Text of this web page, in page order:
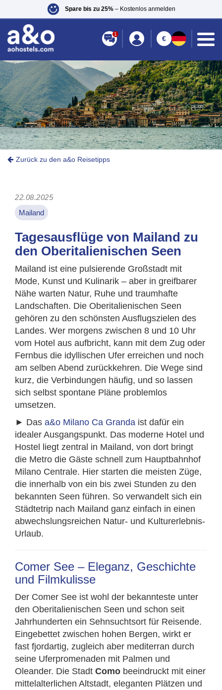
Spare bis zu 25%– Kostenlos anmelden
1
€
Zurück zu den a&o Reisetipps
22.08.2025
Mailand
Tagesausflüge von Mailand zu
den Oberitalienischen Seen
Mailand ist eine pulsierende Großstadt mit
Mode, Kunst und Kulinarik – aber in greifbarer
Nähe warten Natur, Ruhe und traumhafte
Landschaften. Die Oberitalienischen Seen
gehören zu den schönsten Ausflugszielen des
Landes. Wer morgens zwischen 8 und 10 Uhr
vom Hotel aus aufbricht, kann mit dem Zug oder
Fernbus die idyllischen Ufer erreichen und noch
am selben Abend zurückkehren. Die Wege sind
kurz, die Verbindungen häufig, und so lassen
sich selbst spontane Pläne problemlos
umsetzen.
► Das a&o Milano Ca Granda ist dafür ein
idealer Ausgangspunkt. Das moderne Hotel und
Hostel liegt zentral in Mailand, von dort bringt
die Metro die Gäste schnell zum Hauptbahnhof
Milano Centrale. Hier starten die meisten Züge,
die innerhalb von ein bis zwei Stunden zu den
bekannten Seen führen. So verwandelt sich ein
Städtetrip nach Mailand ganz einfach in einen
abwechslungsreichen Natur- und Kulturerlebnis-
Urlaub.
Comer See – Eleganz, Geschichte
und Filmkulisse
Der Comer See ist wohl der bekannteste unter
den Oberitalienischen Seen und schon seit
Jahrhunderten ein Sehnsuchtsort für Reisende.
Eingebettet zwischen hohen Bergen, wirkt er
fast fjordartig, zugleich aber mediterran durch
seine Uferpromenaden mit Palmen und
Oleander. Die Stadt Como beeindruckt mit einer
mittelalterlichen Altstadt, eleganten Plätzen und